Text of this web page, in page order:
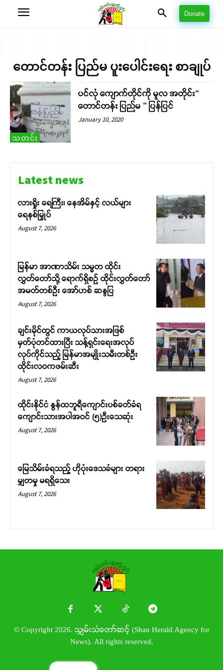
Donate
တောင်တန်း ပြည်မ ပူးပေါင်းရေး စာချုပ်
သတင်း
ပင်လုံ ကျောက်တိုင်ကို မူလ အတိုင်း“
တောင်တန်း ပြည်မ ” ပြန်ပြင်
January 10, 2020
Latest news
လားရှိုး ရေကြီး၊ နေအိမ်နှင့် လယ်များ
ရေနစ်မြှုပ်
August 7, 2026
မြန်မာ အာဏာသိမ်း သမ္မတ ထိုင်း
လွှတ်တော်သို့ ရောက်ရှိစဉ် ထိုင်းလွှတ်တော်
အမတ်တစ်ဦး အော်ဟစ် ဆန္ဒပြ
August 7, 2026
ချင်းမိုင်တွင် ကာယလုပ်သားအဖြစ်
မှတ်ပုံတင်ထားပြီး သန့်ရှင်းရေးအလုပ်
လုပ်ကိုင်သည့် မြန်မာအမျိုးသမီးတစ်ဦး
ထိုင်းလဝကဖမ်းဆီး
August 7, 2026
ထိုင်းနိုင်ငံ နွန်ထဘူရီကျောင်းပစ်ခတ်ခံရ
ကျောင်းသားအပါအဝင် (၅)ဉီးသေဆုံး
August 7, 2026
မြေသိမ်းခံရသည့် ဟိုပုံးဒေသခံများ တရား
မျှတမှု မရရှိသေး
August 7, 2026
© Copyright 2026. သျှမ်းသံတော်ဆင့် (Shan Herald Agency for
News). All rights reserved.